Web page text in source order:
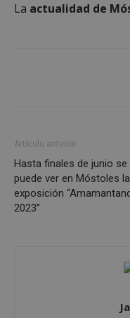
La actualidad de
Artículo anterior
Hasta finales de junio se
puede ver en Móstoles la
exposición
2023”
funcionalidad
El sitio web no
las cookies